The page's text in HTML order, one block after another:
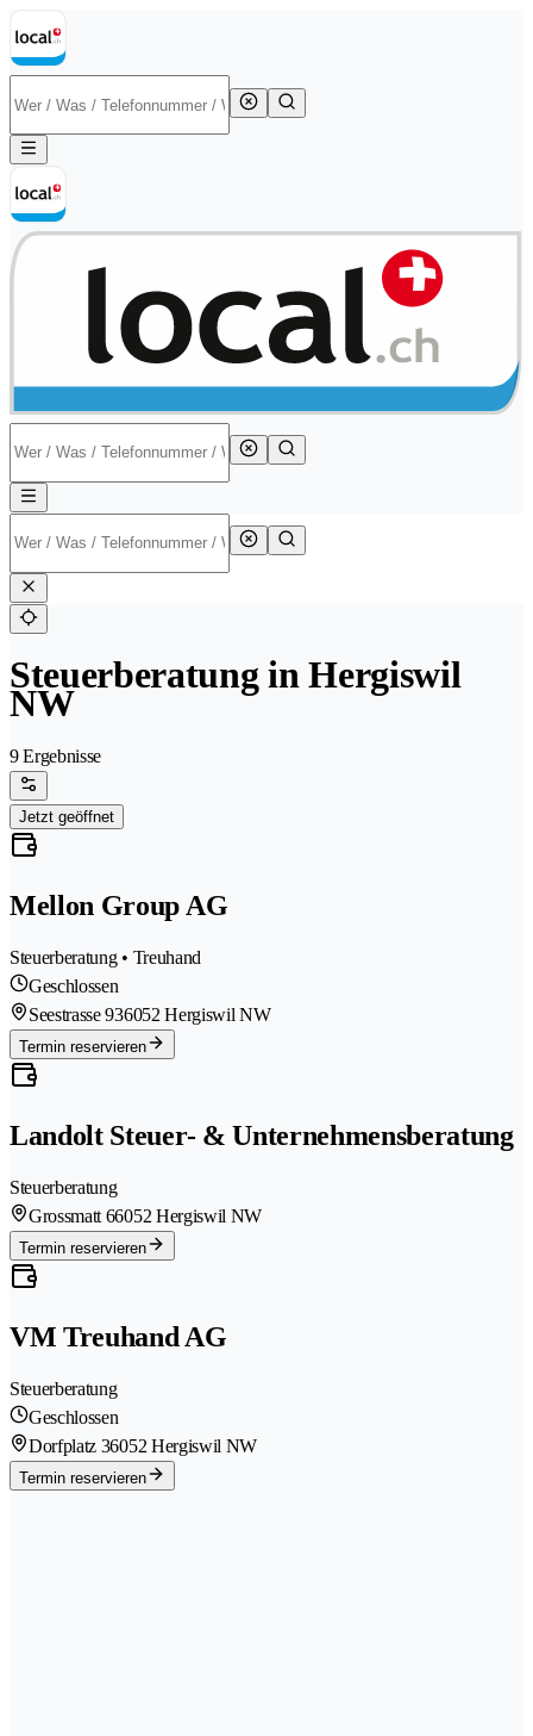
Steuerberatung in Hergiswil
NW
9 Ergebnisse
Jetzt geöffnet
Mellon Group AG
Steuerberatung • Treuhand
Geschlossen
Seestrasse 936052 Hergiswil NW
Termin reservieren
Landolt Steuer- & Unternehmensberatung
Steuerberatung
Grossmatt 66052 Hergiswil NW
Termin reservieren
VM Treuhand AG
Steuerberatung
Geschlossen
Dorfplatz 36052 Hergiswil NW
Termin reservieren